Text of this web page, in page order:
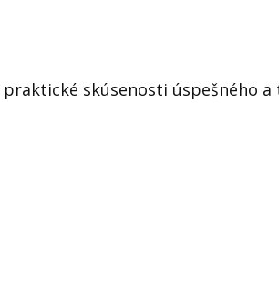
skúsenosti úspešného a